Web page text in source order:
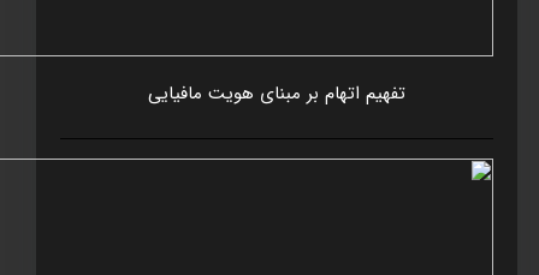
تفهيم اتهام بر مبنای هويت مافيايی